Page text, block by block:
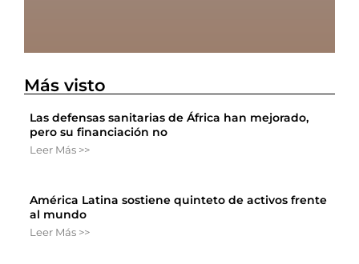
Más visto
Las defensas sanitarias de África han mejorado,
pero su financiación no
Leer Más >>
América Latina sostiene quinteto de activos frente
al mundo
Leer Más >>